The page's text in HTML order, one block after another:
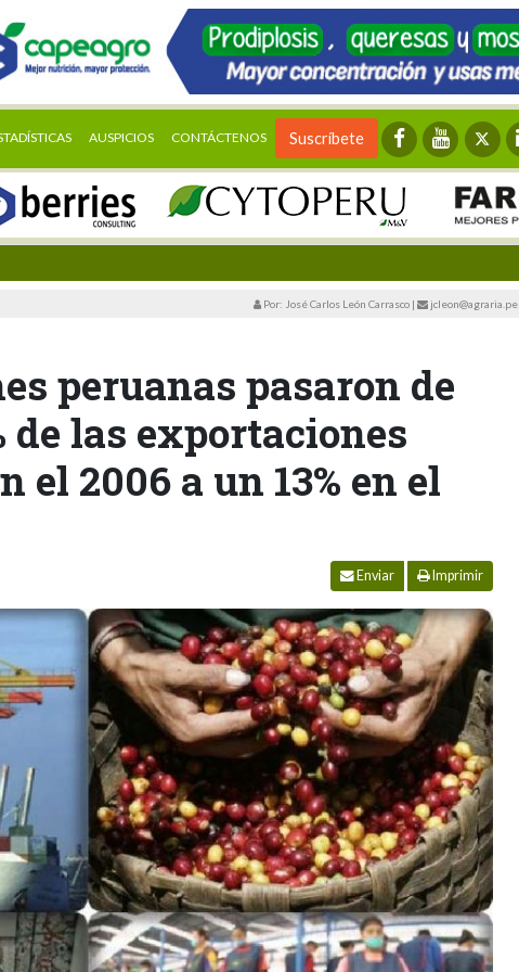
AUSPICIOS CONTÁCTENOS Suscríbete
Por: José Carlos León Carrasco | jcleon@agraria.pe
peruanas pasaron de
de las exportaciones
el 2006 a un 13% en el
Enviar Imprimir